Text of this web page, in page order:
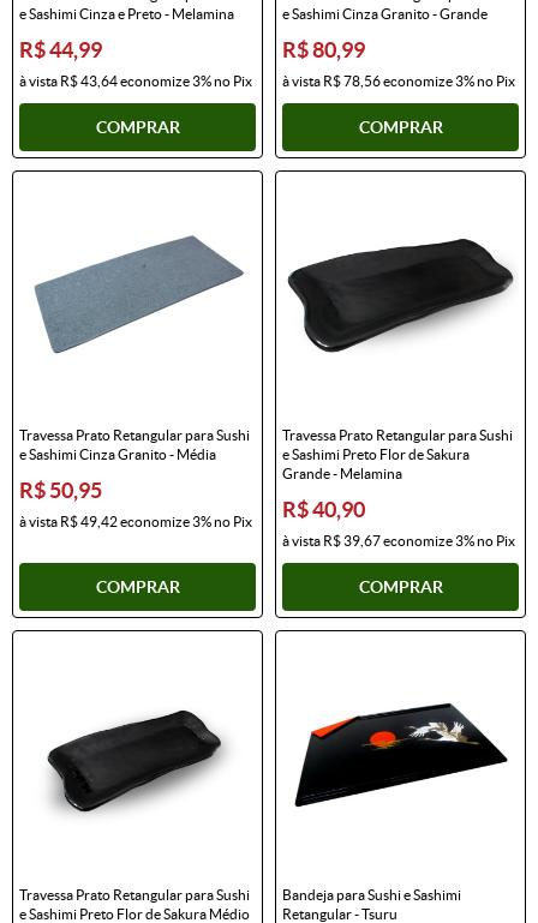
e Sashimi Cinza e Preto - Melamina
R$ 44,99
à vista R$ 43,64economize3%no Pix
COMPRAR
e Sashimi Cinza Granito - Grande
R$ 80,99
à vista R$ 78,56economize3%no Pix
COMPRAR
Travessa Prato Retangular para Sushi
e Sashimi Cinza Granito - Média
R$ 50,95
à vista R$ 49,42economize3%no Pix
COMPRAR
Travessa Prato Retangular para Sushi
e Sashimi Preto Flor de Sakura
Grande - Melamina
R$ 40,90
à vista R$ 39,67economize3%no Pix
COMPRAR
Travessa Prato Retangular para Sushi
e Sashimi Preto Flor de Sakura Médio
Bandeja para Sushi e Sashimi
Retangular - Tsuru